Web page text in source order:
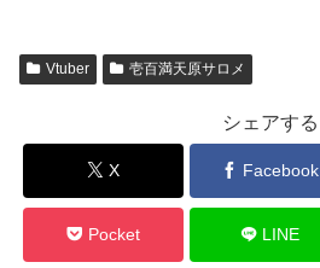
Vtuber 壱百満天原サロメ
シェアする
X Facebook
Pocket LINE